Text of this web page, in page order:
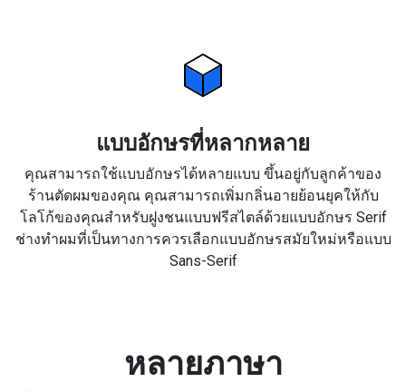
แบบอักษรที่หลากหลาย
คุณสามารถใช้แบบอักษรได้หลายแบบ ขึ้นอยู่กับลูกค้าของ
ร้านตัดผมของคุณ คุณสามารถเพิ่มกลิ่นอายย้อนยุคให้กับ
โลโก้ของคุณสำหรับฝูงชนแบบฟรีสไตล์ด้วยแบบอักษร Serif
ช่างทำผมที่เป็นทางการควรเลือกแบบอักษรสมัยใหม่หรือแบบ
Sans-Serif
หลายภาษา